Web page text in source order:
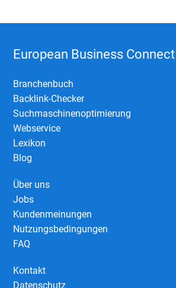
European Business Connect
Branchenbuch
Backlink-Checker
Suchmaschinenoptimierung
Webservice
Lexikon
Blog
Über uns
Jobs
Kundenmeinungen
Nutzungsbedingungen
FAQ
Kontakt
Datenschutz